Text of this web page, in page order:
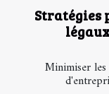
Stratégies
Minimiser